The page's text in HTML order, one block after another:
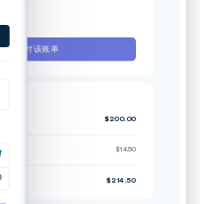
支付该账单
$200.00
$14.50
$214.50